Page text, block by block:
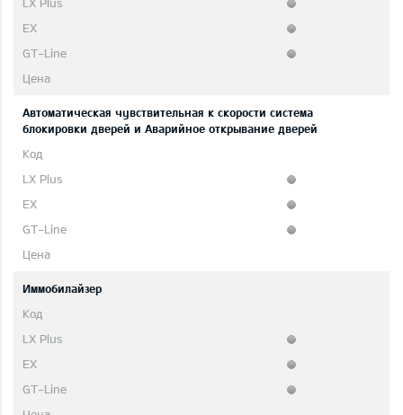
Автоматическая чувствительная к скорости система
блокировки дверей и Аварийное открывание дверей
Иммобилайзер